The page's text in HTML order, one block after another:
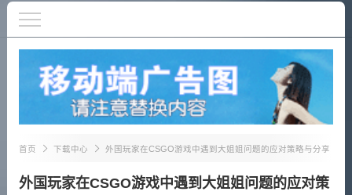
首页 下载中心 外国玩家在CSGO游戏中遇到大姐姐问题的应对策略与分享
外国玩家在CSGO游戏中遇到大姐姐问题的应对策